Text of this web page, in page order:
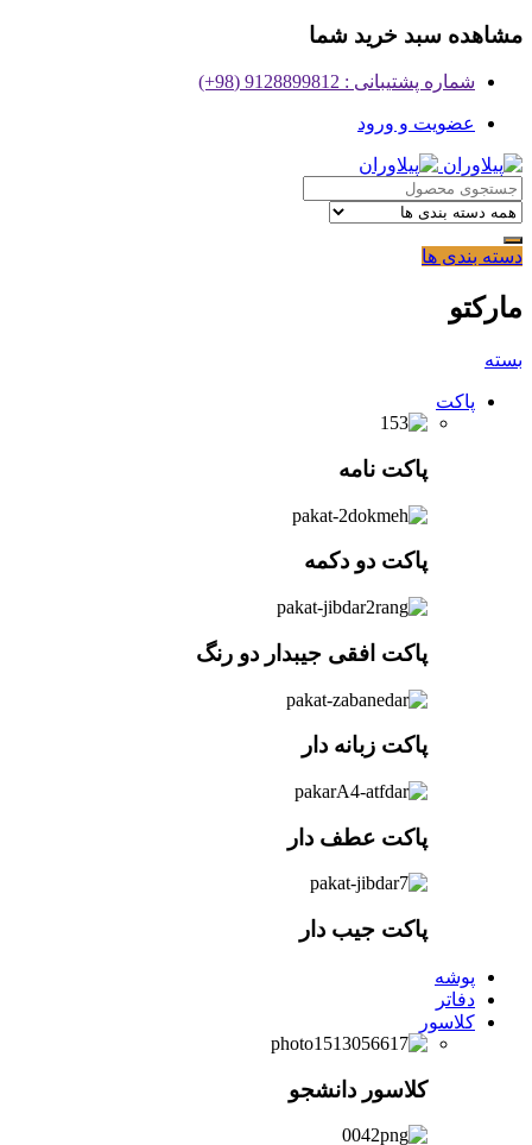
مشاهده سبد خرید شما
شماره پشتیبانی : 9128899812 (98+)
عضویت و ورود
دسته بندی ها
مارکتو
بسته
پاکت
پاکت نامه
پاکت دو دکمه
پاکت افقی جیبدار دو رنگ
پاکت زبانه دار
پاکت عطف دار
پاکت جیب دار
پوشه
دفاتر
کلاسور
کلاسور دانشجو